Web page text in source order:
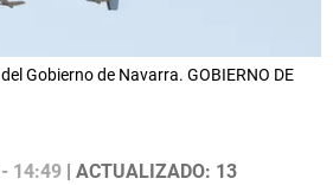
Gobierno de Navarra. GOBIERNO DE
- 14:49 | ACTUALIZADO: 13